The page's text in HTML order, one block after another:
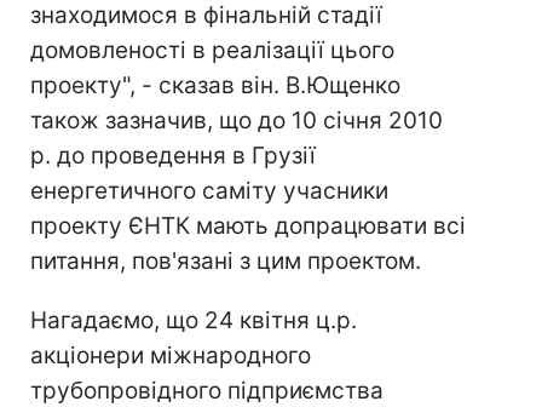
знаходимося в фінальній стадії
домовленості в реалізації цього
проекту", - сказав він. В.Ющенко
також зазначив, що до 10 січня 2010
р. до проведення в Грузії
енергетичного саміту учасники
проекту ЄНТК мають допрацювати всі
питання, пов'язані з цим проектом.
Нагадаємо, що 24 квітня ц.р.
акціонери міжнародного
трубопровідного підприємства